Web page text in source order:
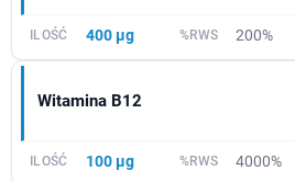
400 µg 200%
Witamina B12
100 µg 4000%